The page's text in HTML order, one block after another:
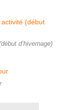
d’hivernage)